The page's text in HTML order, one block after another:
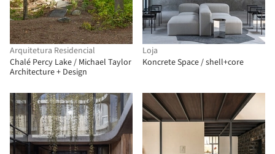
Arquitetura Residencial
Chalé Percy Lake / Michael Taylor
Architecture + Design
Loja
Koncrete Space / shell+core